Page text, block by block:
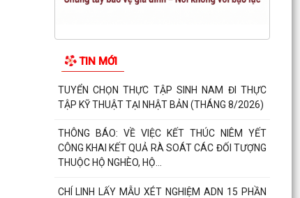
TIN MỚI
TUYỂN CHỌN THỰC TẬP SINH NAM ĐI THỰC
TẬP KỸ THUẬT TẠI NHẬT BẢN (THÁNG 8/2026)
THÔNG BÁO: VỀ VIỆC KẾT THÚC NIÊM YẾT
CÔNG KHAI KẾT QUẢ RÀ SOÁT CÁC ĐỐI TƯỢNG
THUỘC HỘ NGHÈO, HỘ...
CHÍ LINH LẤY MẪU XÉT NGHIỆM ADN 15 PHẦN